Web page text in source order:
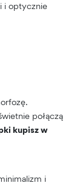
i optycznie
połączą
kupisz w
i